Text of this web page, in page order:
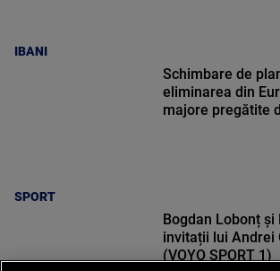
IBANI
SPORT
Schimbare de
eliminarea din
majore pregătite
Bogdan Lobonț și
invitații lui Andrei
(VOYO SPORT 1)